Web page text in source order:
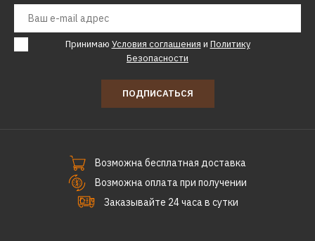
Принимаю Условия соглашения и Политику
Безопасности
ПОДПИСАТЬСЯ
Возможна бесплатная доставка
Возможна оплата при получении
Заказывайте 24 часа в сутки